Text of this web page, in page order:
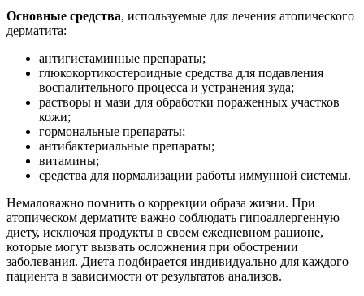
Основные средства, используемые для лечения атопического
дерматита:
антигистаминные препараты;
глюкокортикостероидные средства для подавления
воспалительного процесса и устранения зуда;
растворы и мази для обработки пораженных участков
кожи;
гормональные препараты;
антибактериальные препараты;
витамины;
средства для нормализации работы иммунной системы.
Немаловажно помнить о коррекции образа жизни. При
атопическом дерматите важно соблюдать гипоаллергенную
диету, исключая продукты в своем ежедневном рационе,
которые могут вызвать осложнения при обострении
заболевания. Диета подбирается индивидуально для каждого
пациента в зависимости от результатов анализов.